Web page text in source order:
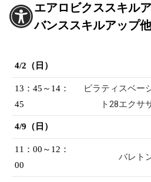
エアロビクススキル
バンススキルアップ
4/2（日）
13：45～14：
45
ピラティスベー
ト28エクサ
4/9（日）
11：00～12：
00
バレト